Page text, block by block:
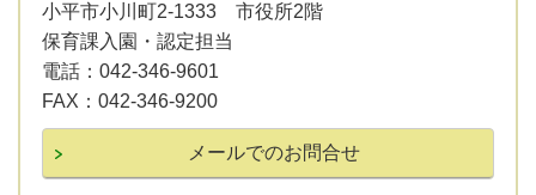
小平市小川町2-1333 市役所2階
保育課入園・認定担当
電話： 042-346-9601
FAX： 042-346-9200